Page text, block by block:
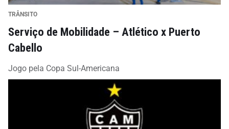
TRÂNSITO
Serviço de Mobilidade – Atlético x Puerto
Cabello
Jogo pela Copa Sul-Americana